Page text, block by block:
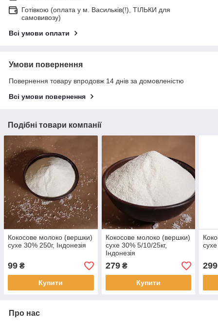
Готівкою (оплата у м. Васильків(!), ТІЛЬКИ для
самовивозу)
Всі умови оплати
Умови повернення
Повернення товару впродовж 14 днів за домовленістю
Всі умови повернення
Подібні товари компанії
Кокосове молоко (вершки)
сухе 30% 250г, Індонезія
99 ₴
Купити
Кокосове молоко (вершки)
сухе 30% 5/10/25кг,
Індонезія
279₴
Купити
299
Про нас